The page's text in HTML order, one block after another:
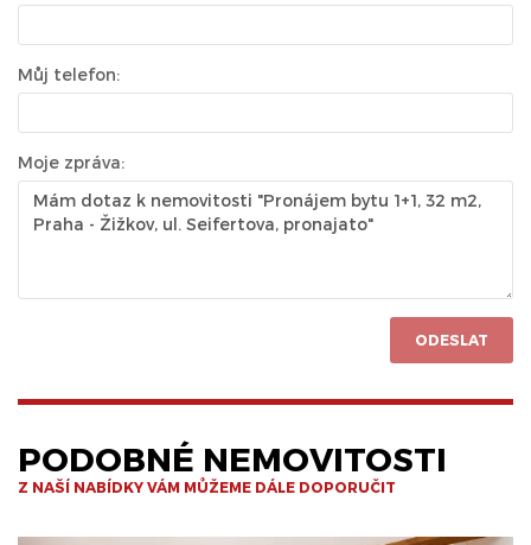
Můj telefon:
Moje zpráva:
ODESLAT
PODOBNÉ NEMOVITOSTI
Z NAŠÍ NABÍDKY VÁM MŮŽEME DÁLE DOPORUČIT